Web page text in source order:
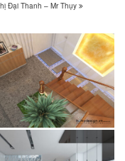
Đại Thanh – Mr Thụy